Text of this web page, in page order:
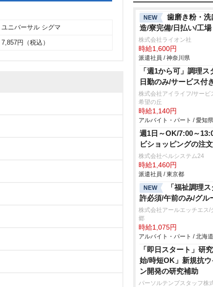
ユニバーサル シグマ
7,857円（税込）
NEW
歯磨き粉・
造/寮完備/日払い/工
株式会社ライオン社
時給1,600円
派遣社員 / 神奈川県
「週1から可」調理
日勤のみ/サービス付
株式会社アイライフ/サービ
希望の丘
時給1,140円
アルバイト・パート / 愛知県
週1日～OK/7:00～
ビショッピングの注
株式会社ベルシステム24
時給1,460円
派遣社員 / 東京都
NEW
「福祉調理
許必須/午前のみ/グル
株式会社アールエッチエス/
郷
時給1,075円
アルバイト・パート / 北海道
「即日スタート」研
始/時短OK」新規抗
ン開発の研究補助
パーソルテンプスタッフ株